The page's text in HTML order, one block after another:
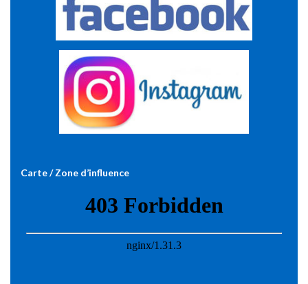
Carte / Zone d’influence